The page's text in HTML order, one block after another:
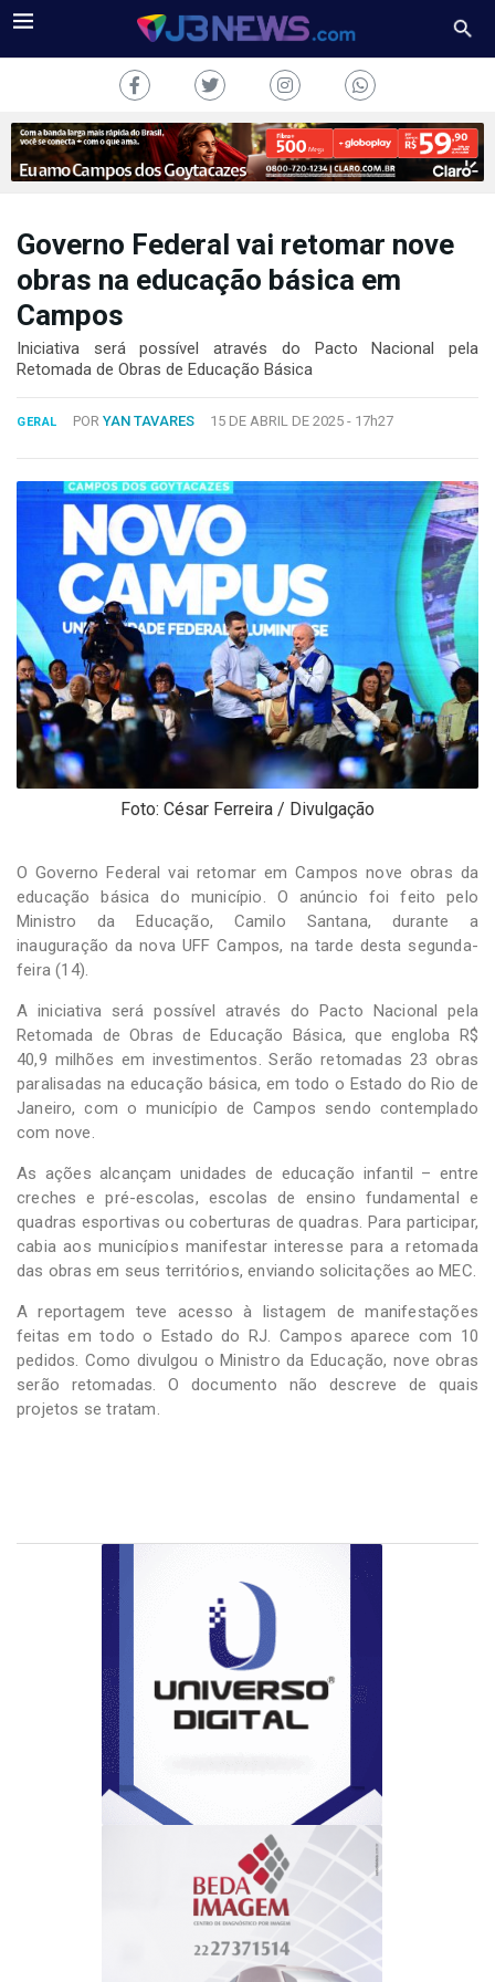
TV
COLUNAS
FALE
CONOSCO
Copyright
2024
Desenvolvido
Tecnologia
Sistemas
Governo Federal vai retomar nove
obras na educação básica em
Campos
Iniciativa será possível através do Pacto Nacional pela
Retomada de Obras de Educação Básica
GERAL POR YAN TAVARES 15 DE ABRIL DE 2025 - 17h27
Foto: César Ferreira / Divulgação
O Governo Federal vai retomar em Campos nove obras da
educação básica do município. O anúncio foi feito pelo
Ministro da Educação, Camilo Santana, durante a
inauguração da nova UFF Campos, na tarde desta segunda-
feira (14).
A iniciativa será possível através do Pacto Nacional pela
Retomada de Obras de Educação Básica, que engloba R$
40,9 milhões em investimentos. Serão retomadas 23 obras
paralisadas na educação básica, em todo o Estado do Rio de
Janeiro, com o município de Campos sendo contemplado
com nove.
As ações alcançam unidades de educação infantil – entre
creches e pré-escolas, escolas de ensino fundamental e
quadras esportivas ou coberturas de quadras. Para participar,
cabia aos municípios manifestar interesse para a retomada
das obras em seus territórios, enviando solicitações ao MEC.
A reportagem teve acesso à listagem de manifestações
feitas em todo o Estado do RJ. Campos aparece com 10
pedidos. Como divulgou o Ministro da Educação, nove obras
serão retomadas. O documento não descreve de quais
projetos se tratam.